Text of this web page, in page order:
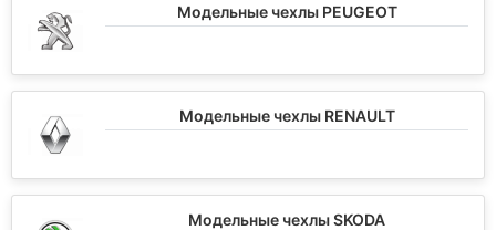
Модельные чехлы PEUGEOT
Модельные чехлы RENAULT
Модельные чехлы SKODA